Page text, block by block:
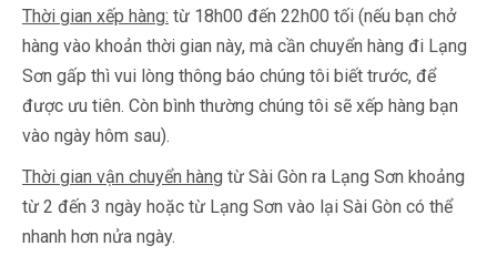
Thời gian xếp hàng: từ 18h00 đến 22h00 tối (nếu bạn chở
hàng vào khoản thời gian này, mà cần chuyển hàng đi Lạng
Sơn gấp thì vui lòng thông báo chúng tôi biết trước, để
được ưu tiên. Còn bình thường chúng tôi sẽ xếp hàng bạn
vào ngày hôm sau).
Thời gian vận chuyển hàng từ Sài Gòn ra Lạng Sơn khoảng
từ 2 đến 3 ngày hoặc từ Lạng Sơn vào lại Sài Gòn có thể
nhanh hơn nửa ngày.